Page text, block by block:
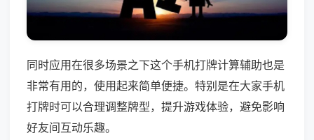
同时应用在很多场景之下这个手机打牌计算辅助也是
非常有用的，使用起来简单便捷。特别是在大家手机
打牌时可以合理调整牌型，提升游戏体验，避免影响
好友间互动乐趣。